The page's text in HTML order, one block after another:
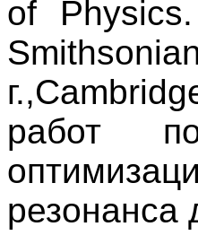
of
работ
резонанса